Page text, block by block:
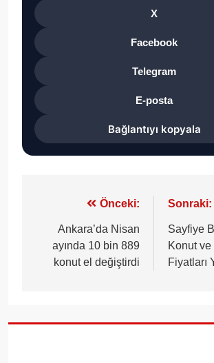
X
Facebook
Telegram
E-posta
Bağlantıyı kopyala
gezinmesi
Önceki:
Ankara’da Nisan
ayında 10 bin 889
konut el değiştirdi
Sonraki:
Sayfiye
Konut ve
Fiyatları